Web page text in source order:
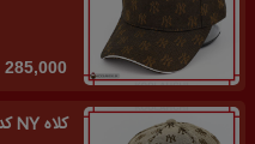
285,000
کلاه NY کد 36168